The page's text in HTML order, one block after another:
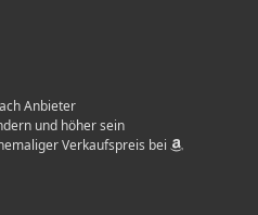
Anbieter
und höher sein
Verkaufspreis bei